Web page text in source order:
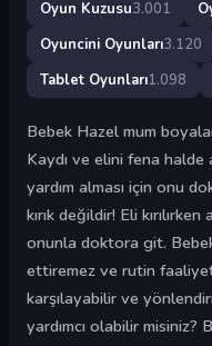
Oyun Kuzusu3.001
Oyuncini Oyunları3.120
Tablet Oyunları1.098
Bebek Hazel mum
Kaydı ve elini fena halde
yardım alması için onu
kırık değildir! Eli
onunla doktora git.
ettiremez ve rutin
karşılayabilir ve
yardımcı olabilir misiniz?